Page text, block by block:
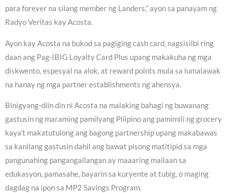
para forever na silang member ng Landers,” ayon sa panayam ng
Radyo Veritas kay Acosta.
Ayon kay Acosta na bukod sa pagiging cash card, nagsisilbi ring
daan ang Pag-IBIG Loyalty Card Plus upang makakuha ng mga
diskwento, espesyal na alok, at reward points mula sa lumalawak
na hanay ng mga partner establishments ng ahensya.
Binigyang-diin din ni Acosta na malaking bahagi ng buwanang
gastusin ng maraming pamilyang Pilipino ang pamimili ng grocery
kaya’t makatutulong ang bagong partnership upang makabawas
sa kanilang gastusin dahil ang bawat pisong matitipid sa mga
pangunahing pangangailangan ay maaaring mailaan sa
edukasyon, pamasahe, bayarin sa kuryente at tubig, o maging
dagdag na ipon sa MP2 Savings Program.